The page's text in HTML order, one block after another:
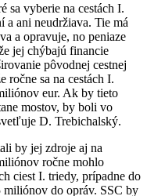
sa vyberie na cestách I.
a ani neudržiava. Tie má
a opravuje, no peniaze
jej chýbajú financie
pôvodnej cestnej
ročne sa na cestách I.
eur. Ak by tieto
mostov, by boli vo
D. Trebichalský.
by jej zdroje aj na
ročne mohlo
ciest I. triedy, prípadne do
do opráv. SSC by